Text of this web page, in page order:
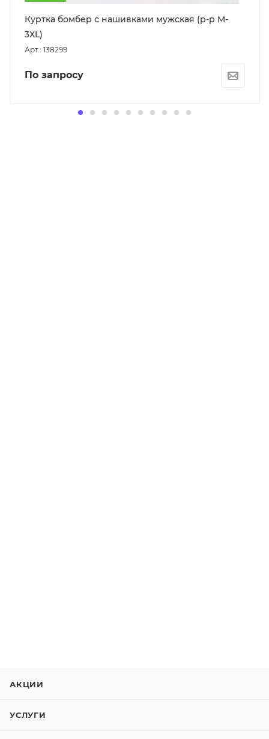
Куртка бомбер с нашивками мужская (р-р M-
3XL)
Арт.: 138299
По запросу
АКЦИИ
УСЛУГИ